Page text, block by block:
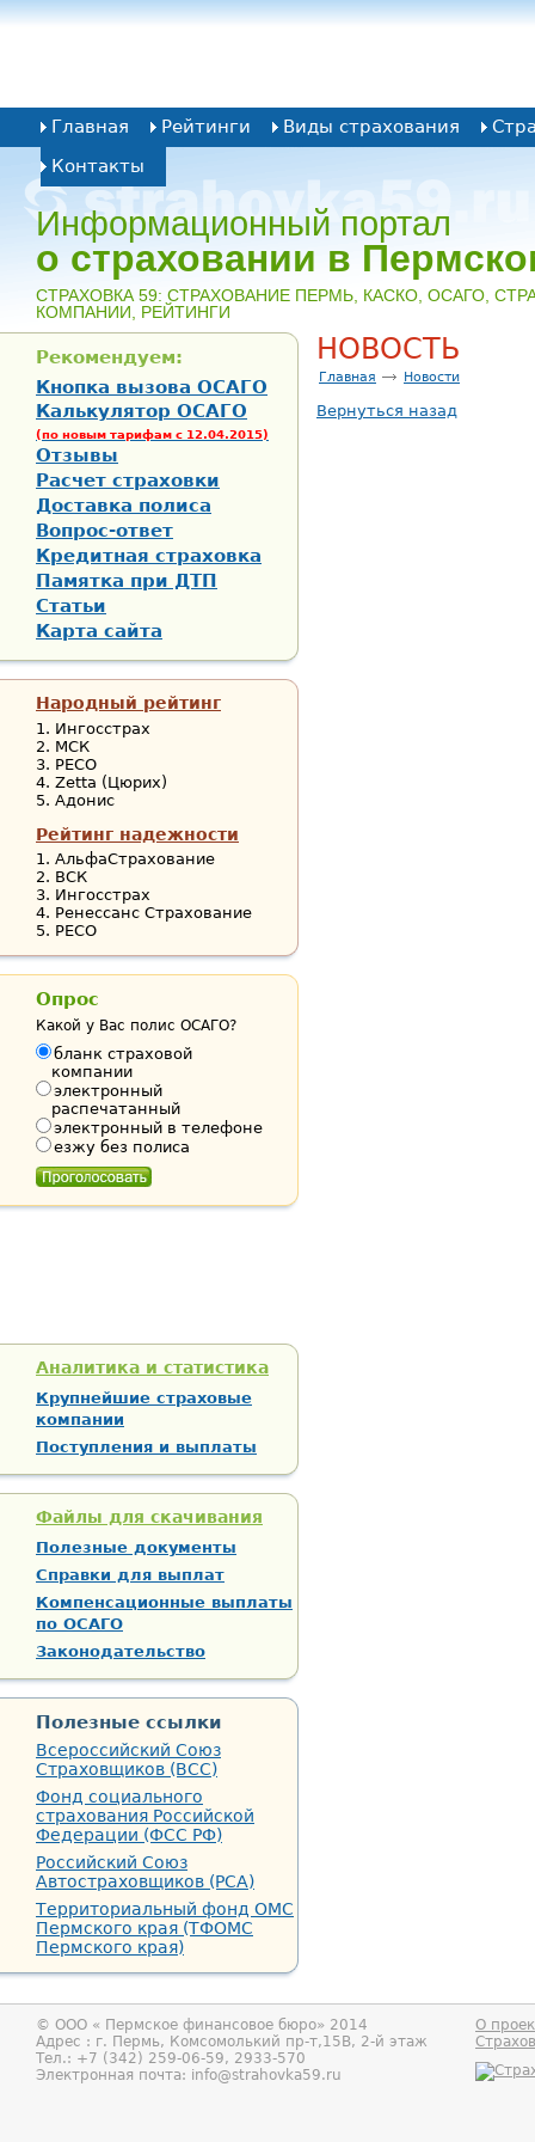
Информационный портал
о страховании в
CТРАХОВКА 59: СТРАХОВАНИЕ ПЕРМЬ, КАСКО, ОСАГО,
КОМПАНИИ, РЕЙТИНГИ
Главная Рейтинги Виды страхования
Контакты
НОВОСТЬ
Главная Новости
Вернуться назад
Рекомендуем:
Кнопка вызова ОСАГО
Калькулятор ОСАГО
(по новым тарифам с 12.04.2015)
Отзывы
Расчет страховки
Доставка полиса
Вопрос-ответ
Кредитная страховка
Памятка при ДТП
Статьи
Карта сайта
Народный рейтинг
Ингосстрах
МСК
РЕСО
Zetta (Цюрих)
Адонис
Рейтинг надежности
АльфаСтрахование
ВСК
Ингосстрах
Ренессанс Страхование
РЕСО
Опрос
Какой у Вас полис ОСАГО?
бланк страховой
компании
электронный
распечатанный
электронный в телефоне
езжу без полиса
Аналитика и статистика
Крупнейшие страховые
компании
Поступления и выплаты
Файлы для скачивания
Полезные документы
Справки для выплат
Компенсационные выплаты
по ОСАГО
Законодательство
Полезные ссылки
Всероссийский Союз
Страховщиков (ВСС)
Фонд социального
страхования Российской
Федерации (ФСС РФ)
Российский Союз
Автостраховщиков (РСА)
Территориальный фонд ОМС
Пермского края (ТФОМС
Пермского края)
© ООО « Пермское финансовое бюро» 2014
Адрес : г. Пермь, Комсомолький пр-т,15В, 2-й этаж
Тел.: +7 (342) 259-06-59, 2933-570
Электронная почта: info@strahovka59.ru
О